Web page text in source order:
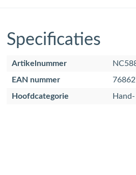
Specificaties
Artikelnummer
EAN nummer
Hoofdcategorie